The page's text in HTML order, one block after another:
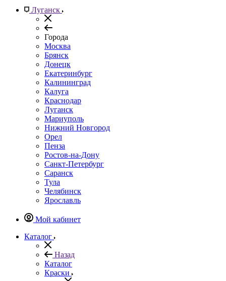
Луганск
Города
Москва
Брянск
Донецк
Екатеринбург
Калининград
Калуга
Краснодар
Луганск
Мариуполь
Нижний Новгород
Орел
Пенза
Ростов-на-Дону
Санкт-Петербург
Саранск
Тула
Челябинск
Ярославль
Мой кабинет
Каталог
Назад
Каталог
Краски